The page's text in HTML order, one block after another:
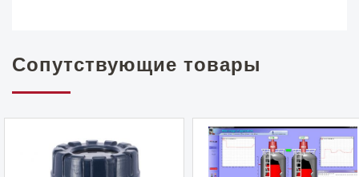
Сопутствующие товары